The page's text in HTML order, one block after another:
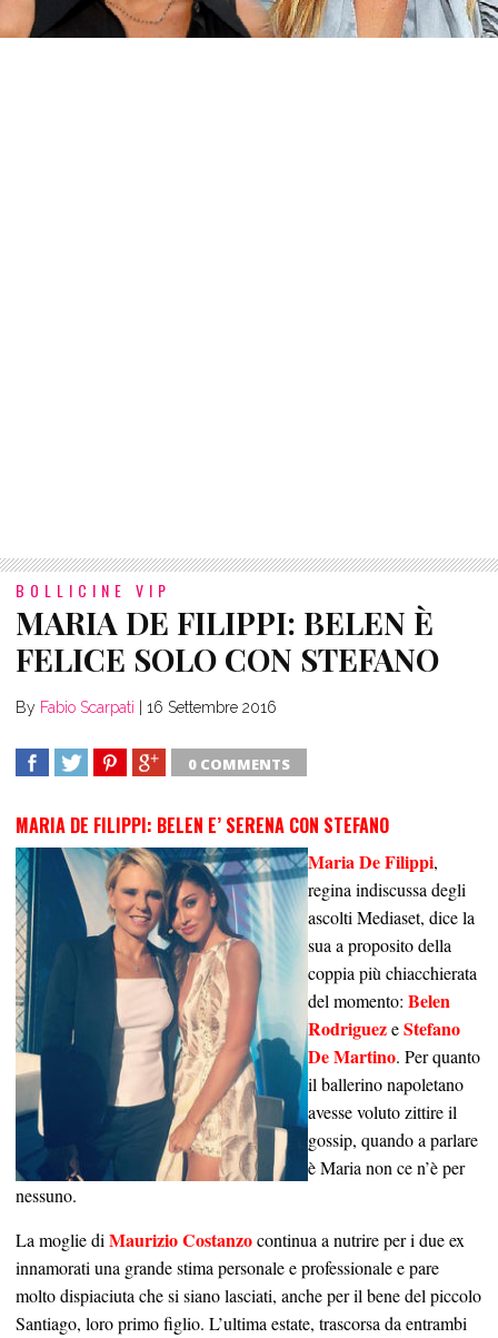
BOLLICINE VIP
MARIA DE FILIPPI: BELEN È
FELICE SOLO CON STEFANO
By Fabio Scarpati 16 Settembre 2016
0 COMMENTS
MARIA DE FILIPPI: BELEN E’ SERENA CON STEFANO
Maria De Filippi,
regina indiscussa degli
ascolti Mediaset, dice la
sua a proposito della
coppia più chiacchierata
del momento: Belen
RodriguezeStefano
De Martino. Per quanto
il ballerino napoletano
avesse voluto zittire il
gossip, quando a parlare
è Maria non ce n’è per
nessuno.
La moglie diMaurizio Costanzocontinua a nutrire per i due ex
innamorati una grande stima personale e professionale e pare
molto dispiaciuta che si siano lasciati, anche per il bene del piccolo
Santiago, loro primo figlio. L’ultima estate, trascorsa da entrambi